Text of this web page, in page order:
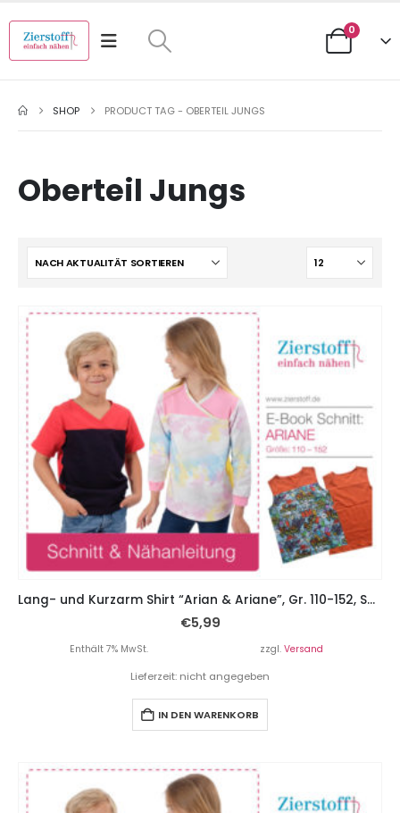
0
SHOP PRODUCT TAG - OBERTEIL JUNGS
Oberteil Jungs
Lang- und Kurzarm Shirt “Arian & Ariane”, Gr. 110-152, Schnitt & E-Book, 3 Armvarianten
€5,99
Enthält 7% MwSt. zzgl. Versand
Lieferzeit: nicht angegeben
IN DEN WARENKORB